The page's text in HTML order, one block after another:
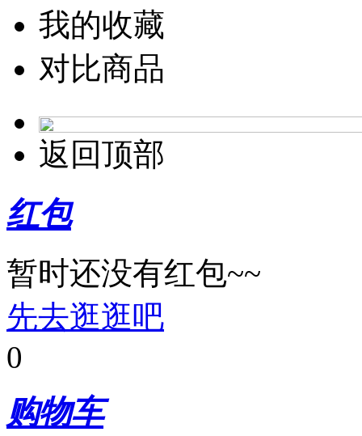
我的收藏
对比商品
返回顶部
红包
暂时还没有红包~~
先去逛逛吧
0
购物车